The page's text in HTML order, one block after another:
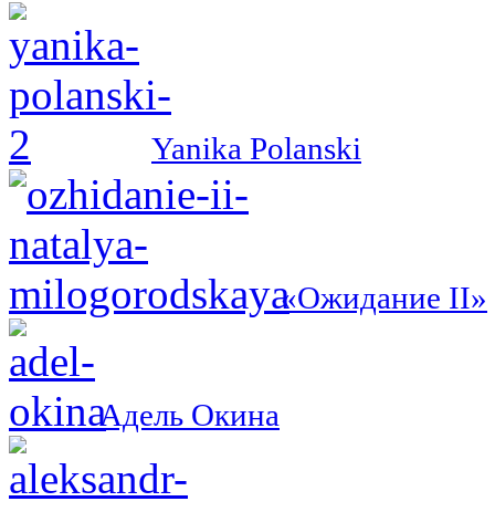
Yanika Polanski
«Ожидание II»
Адель Окина